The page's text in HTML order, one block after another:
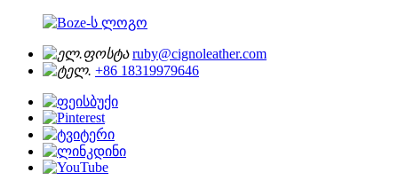
ruby@cignoleather.com
+86 18319979646